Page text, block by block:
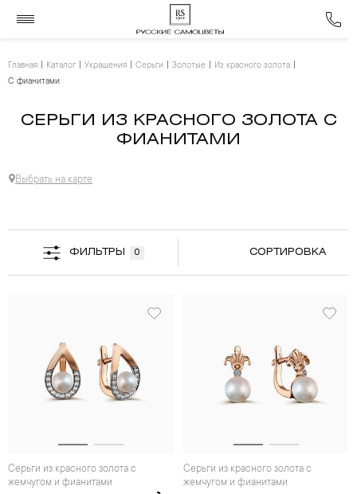
Главная Каталог Украшения Серьги Золотые
Из красного золота
С фианитами
СЕРЬГИ ИЗ КРАСНОГО ЗОЛОТА С
ФИАНИТАМИ
Выбрать на карте
ФИЛЬТРЫ 0 СОРТИРОВКА
Серьги из красного золота с
жемчугом и фианитами
Серьги из красного золота с
жемчугом и фианитами